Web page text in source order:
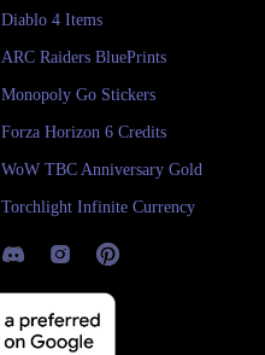
Diablo 4 Items
ARC Raiders BluePrints
Monopoly Go Stickers
Forza Horizon 6 Credits
WoW TBC Anniversary Gold
Torchlight Infinite Currency